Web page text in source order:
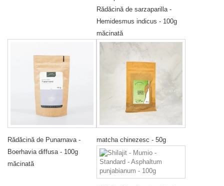
Rădăcină de sarzaparilla -
Hemidesmus indicus - 100g
măcinată
Rădăcină de Punarnava -
Boerhavia diffusa - 100g
măcinată
matcha chinezesc - 50g